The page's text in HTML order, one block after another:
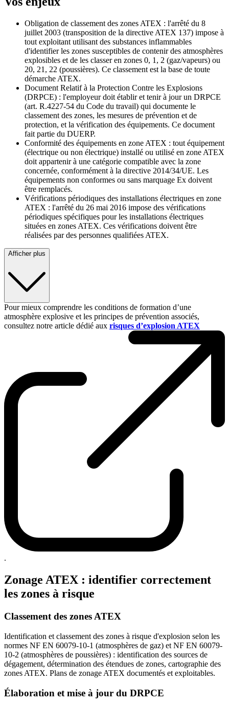
Obligation de classement des zones ATEX : l'arrêté du 8
juillet 2003 (transposition de la directive ATEX 137) impose à
tout exploitant utilisant des substances inflammables
d'identifier les zones susceptibles de contenir des atmosphères
explosibles et de les classer en zones 0, 1, 2 (gaz/vapeurs) ou
20, 21, 22 (poussières). Ce classement est la base de toute
démarche ATEX.
Document Relatif à la Protection Contre les Explosions
(DRPCE) : l'employeur doit établir et tenir à jour un DRPCE
(art. R.4227-54 du Code du travail) qui documente le
classement des zones, les mesures de prévention et de
protection, et la vérification des équipements. Ce document
fait partie du DUERP.
Conformité des équipements en zone ATEX : tout équipement
(électrique ou non électrique) installé ou utilisé en zone ATEX
doit appartenir à une catégorie compatible avec la zone
concernée, conformément à la directive 2014/34/UE. Les
équipements non conformes ou sans marquage Ex doivent
être remplacés.
Vérifications périodiques des installations électriques en zone
ATEX : l'arrêté du 26 mai 2016 impose des vérifications
périodiques spécifiques pour les installations électriques
situées en zones ATEX. Ces vérifications doivent être
réalisées par des personnes qualifiées ATEX.
Afficher plus
Pour mieux comprendre les conditions de formation d’une
atmosphère explosive et les principes de prévention associés,
consultez notre article dédié aux risques d’explosion ATEX
.
Zonage ATEX : identifier correctement
les zones à risque
Classement des zones ATEX
Identification et classement des zones à risque d'explosion selon les
normes NF EN 60079-10-1 (atmosphères de gaz) et NF EN 60079-
10-2 (atmosphères de poussières) : identification des sources de
dégagement, détermination des étendues de zones, cartographie des
zones ATEX. Plans de zonage ATEX documentés et exploitables.
Élaboration et mise à jour du DRPCE